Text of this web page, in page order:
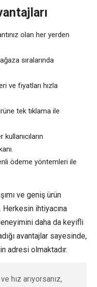
olan her yerden
sıralarında
ve fiyatları hızla
tek tıklama ile
ödeme yöntemleri ile
ve geniş ürün
ihtiyacına
daha da keyifli
avantajlar sayesinde,
adresi olmaktadır.
hız arıyorsanız,